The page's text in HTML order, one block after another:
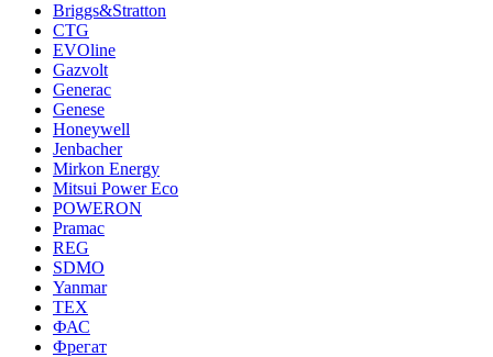
Briggs&Stratton
CTG
EVOline
Gazvolt
Generac
Genese
Honeywell
Jenbacher
Mirkon Energy
Mitsui Power Eco
POWERON
Pramac
REG
SDMO
Yanmar
ТЕХ
ФАС
Фрегат